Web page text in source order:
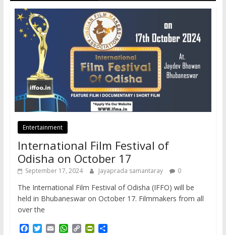
Entertainment
International Film Festival of
Odisha on October 17
September 17, 2024 Jayaprada samantaray 0
The International Film Festival of Odisha (IFFO) will be
held in Bhubaneswar on October 17. Filmmakers from all
over the
F
T
E
W C
P
S